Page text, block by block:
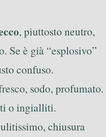
, piuttosto neutro,
Se è già “esplosivo”
confuso.
sodo, profumato.
o ingialliti.
chiusura